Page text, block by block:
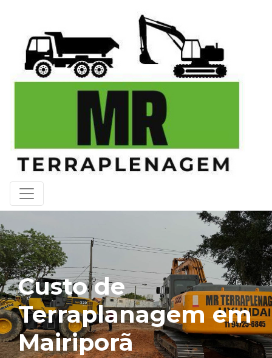
Custo de
Terraplanagem em
Mairiporã